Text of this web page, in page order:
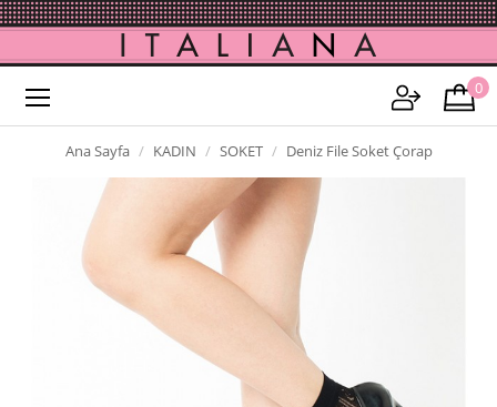
0
Ana Sayfa KADIN SOKET Deniz File Soket Çorap